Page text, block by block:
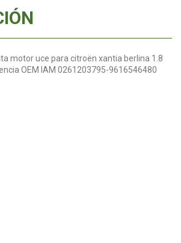
motor uce para citroën xantia berlina 1.8
OEM IAM 0261203795-9616546480